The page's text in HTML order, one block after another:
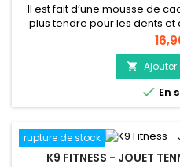
Il est fait d’une mousse de
plus tendre pour les dents
solide pour résister à
plus
Prix

 En
rupture de stock
K9 FITNESS - JOUET